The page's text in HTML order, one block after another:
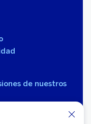
de nuestros